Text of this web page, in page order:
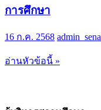
การศึกษา
16 ก.ค. 2568
อ่านหัวข้อนี้ »